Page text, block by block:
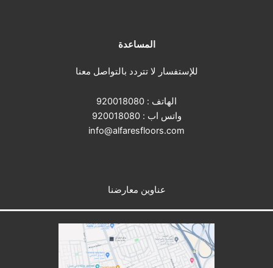
المساعدة
للإستفسار لا تتردد بالتواصل معنا
الهاتف : 920018080
واتس اب :920018080
info@alfaresfloors.com
عناوين معارضنا